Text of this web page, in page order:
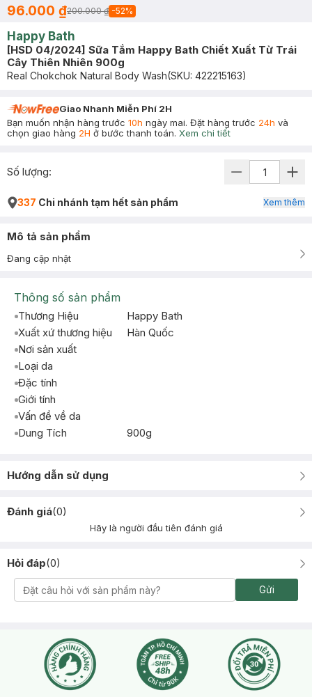
96.000 ₫200.000 ₫ -52%
Happy Bath
[HSD 04/2024] Sữa Tắm Happy Bath Chiết Xuất Từ Trái
Cây Thiên Nhiên 900g
Real Chokchok Natural Body Wash(SKU: 422215163)
Giao Nhanh Miễn Phí 2H
Bạn muốn nhận hàng trước 10h ngày mai. Đặt hàng trước 24h và
chọn giao hàng 2H ở bước thanh toán. Xem chi tiết
Số lượng:
337 Chi nhánh tạm hết sản phẩm Xem thêm
Mô tả sản phẩm
Đang cập nhật
Thông số sản phẩm
Thương Hiệu
Happy Bath
Xuất xứ thương hiệu
Hàn Quốc
Nơi sản xuất
Loại da
Đặc tính
Giới tính
Vấn đề về da
Dung Tích
900g
Hướng dẫn sử dụng
Đánh giá(0)
Hãy là người đầu tiên đánh giá
Hỏi đáp(0)
Gửi